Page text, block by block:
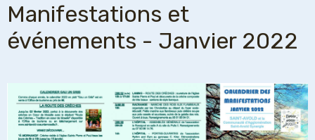
Manifestations et
événements - Janvier 2022